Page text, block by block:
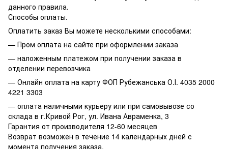
данного правила.
Способы оплаты.
Оплатить заказ Вы можете несколькими способами:
— Пром оплата на сайте при оформлении заказа
— наложенным платежом при получении заказа в
отделении перевозчика
— Онлайн оплата на карту ФОП Рубежанська О.І. 4035 2000
4221 3303
— оплата наличными курьеру или при самовывозе со
склада в г.Кривой Рог, ул. Ивана Авраменка, 3
Гарантия от производителя 12-60 месяцев
Возврат возможен в течение 14 календарных дней с
момента получения заказа.